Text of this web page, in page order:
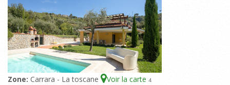
Zone: Carrara - La toscane Voir la carte 4